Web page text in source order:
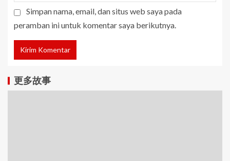
Simpan nama, email, dan situs web saya pada
peramban ini untuk komentar saya berikutnya.
更多故事